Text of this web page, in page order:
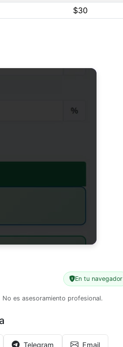
$30
En tu navegador
es asesoramiento profesional.
Telegram Email